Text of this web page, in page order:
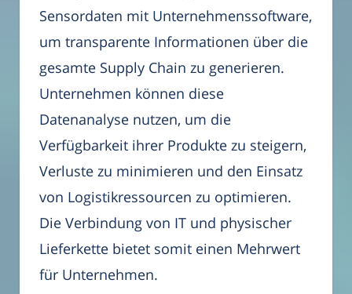
Sensordaten mit Unternehmenssoftware,
um transparente Informationen über die
gesamte Supply Chain zu generieren.
Unternehmen können diese
Datenanalyse nutzen, um die
Verfügbarkeit ihrer Produkte zu steigern,
Verluste zu minimieren und den Einsatz
von Logistikressourcen zu optimieren.
Die Verbindung von IT und physischer
Lieferkette bietet somit einen Mehrwert
für Unternehmen.